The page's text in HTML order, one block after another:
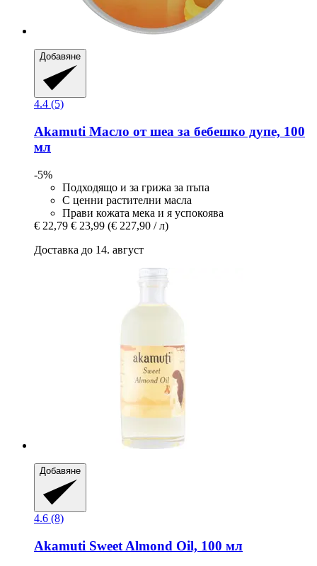
Добавяне
4.4 (5)
Akamuti Масло от шеа за бебешко дупе, 100
мл
-5%
Подходящо и за грижа за пъпа
С ценни растителни масла
Прави кожата мека и я успокоява
€ 22,79 € 23,99 (€ 227,90 / л)
Доставка до 14. август
Добавяне
4.6 (8)
Akamuti Sweet Almond Oil, 100 мл